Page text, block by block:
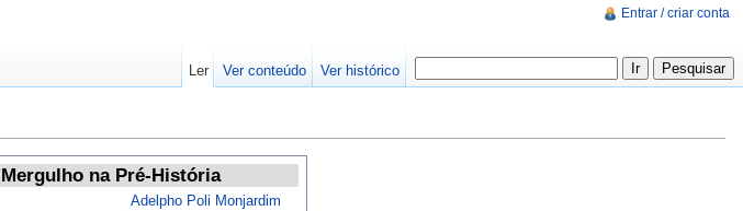
na Pré-História
Adelpho Poli Monjardim
Entrar / criar conta
Ler Ver conteúdo Ver histórico